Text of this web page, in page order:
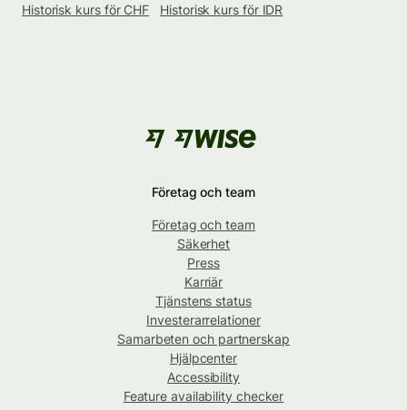
Historisk kurs för CHF
Historisk kurs för IDR
Företag och team
Företag och team
Säkerhet
Press
Karriär
Tjänstens status
Investerarrelationer
Samarbeten och partnerskap
Hjälpcenter
Accessibility
Feature availability checker